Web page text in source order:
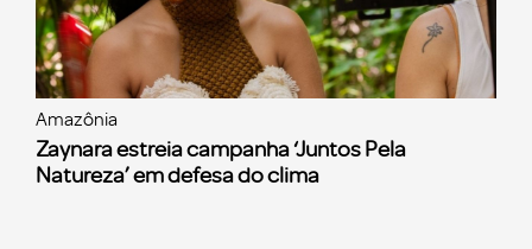
Amazônia
Zaynara estreia campanha ‘Juntos Pela
Natureza’ em defesa do clima